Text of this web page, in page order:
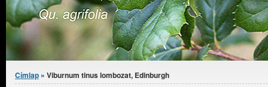
Jelenlegi hely
Címlap » Viburnum tinus lombozat, Edinburgh